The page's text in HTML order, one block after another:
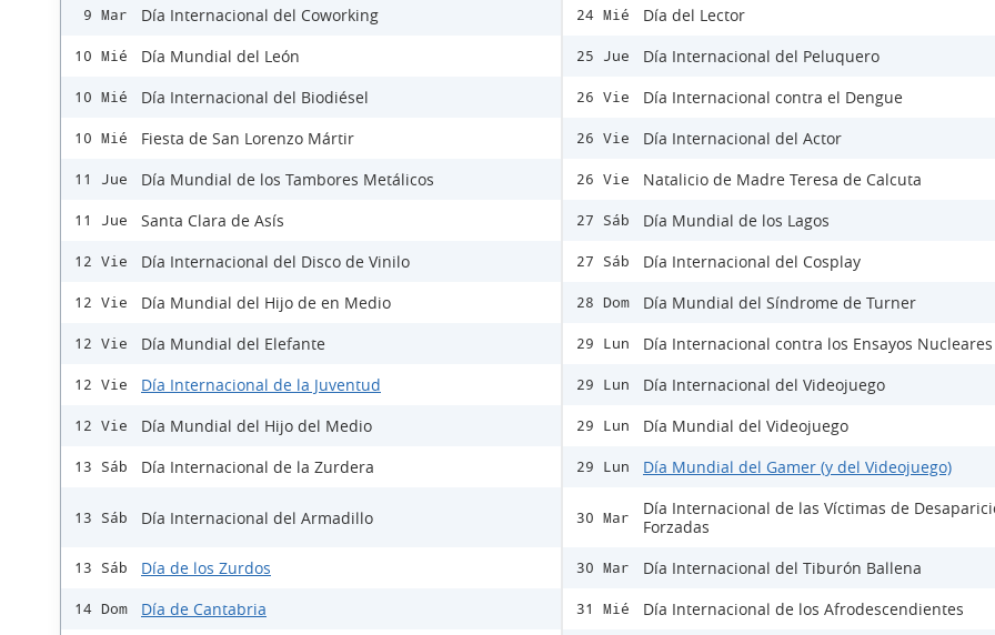
9 Mar Día Internacional del Coworking
10 Mié Día Mundial del León
10 Mié Día Internacional del Biodiésel
10 Mié Fiesta de San Lorenzo Mártir
11 Jue Día Mundial de los Tambores Metálicos
11 Jue Santa Clara de Asís
12 Vie Día Internacional del Disco de Vinilo
12 Vie Día Mundial del Hijo de en Medio
12 Vie Día Mundial del Elefante
12 Vie Día Internacional de la Juventud
12 Vie Día Mundial del Hijo del Medio
13 Sáb Día Internacional de la Zurdera
13 Sáb Día Internacional del Armadillo
13 Sáb Día de los Zurdos
14 Dom Día de Cantabria
24 Mié Día del Lector
25 Jue Día Internacional del Peluquero
26 Vie Día Internacional contra el Dengue
26 Vie Día Internacional del Actor
26 Vie Natalicio de Madre Teresa de Calcuta
27 Sáb Día Mundial de los Lagos
27 Sáb Día Internacional del Cosplay
28 Dom Día Mundial del Síndrome de Turner
29 Lun Día Internacional contra los Ensayos Nucleares
29 Lun Día Internacional del Videojuego
29 Lun Día Mundial del Videojuego
29 Lun Día Mundial del Gamer (y del Videojuego)
30 Mar
Día Internacional de las Víctimas de
Forzadas
30 Mar Día Internacional del Tiburón Ballena
31 Mié Día Internacional de los Afrodescendientes